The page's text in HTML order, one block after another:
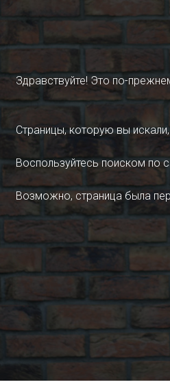
Здравствуйте! Это по-
Страницы, которую вы
Воспользуйтесь поиском по
Возможно, страница была